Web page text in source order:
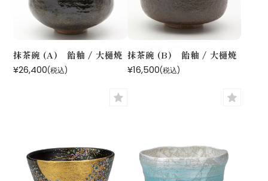
抹茶碗 (A) 飴釉 / 大樋焼
¥26,400(税込)
抹茶碗 (B) 飴釉 / 大樋焼
¥16,500(税込)